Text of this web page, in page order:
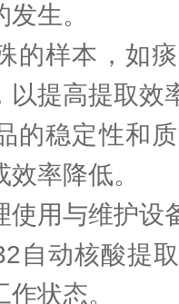
生。
样本，如痰
以提高提取效
稳定性和质
率降低。
用与维护设
动核酸提取
状态。